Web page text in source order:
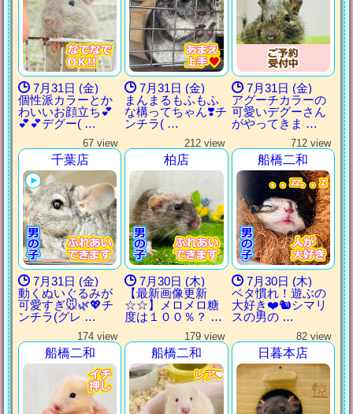
7月31日 (金)
個性派カラーとか
わいいお顔立ち💕
💕💕デグー( …
7月31日 (金)
まんまるもふもふ
な構ってちゃん❣️チ
ンチラ( …
7月31日 (金)
アグーチカラーの
可愛いデグーさん
がやってきま …
67 view
千葉店
7月31日 (金)
動くぬいぐるみが
可愛すぎ🐭🌿💖チ
ンチラ(グレ …
212 view
柏店
7月30日 (木)
【最新画像更新
☆☆】メロメロ糖
度は１００％？ …
712 view
船橋二和
。。zz。。z
。。zz。。z
。。zz。。z
。。zz。。z
7月30日 (木)
ベタ慣れ！遊ぶの
大好き❤️🐿️シマリ
スの男の …
174 view
船橋二和
179 view
船橋二和
レア❤️
レア❤️
レア❤️
レア❤️
82 view
日暮本店